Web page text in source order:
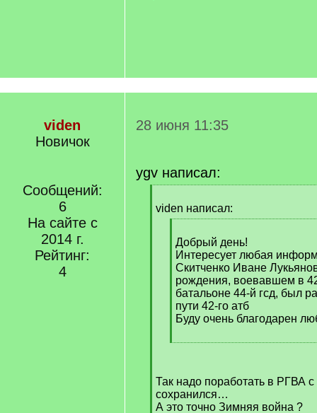
viden
Новичок
Сообщений:
6
На сайте с
2014 г.
Рейтинг:
4
28 июня 11:35
ygv написал:
q
viden написал:
q
]
Добрый день!
Интересует любая
Скитченко Иване
рождения, воевавшем в
батальоне 44-й гсд, был
пути 42-го атб
Буду очень благодарен
[
]
Так надо поработать в РГВА
сохранился…
А это точно Зимняя война ?